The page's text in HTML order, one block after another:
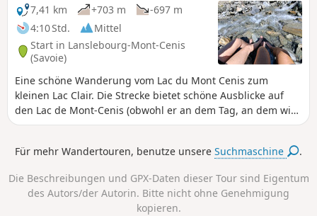
7,41 km
+703 m
-697 m
4:10 Std.
Mittel
Start in Lanslebourg-Mont-Cenis
(Savoie)
Eine schöne Wanderung vom Lac du Mont Cenis zum
kleinen Lac Clair. Die Strecke bietet schöne Ausblicke auf
den Lac de Mont-Cenis (obwohl er an dem Tag, an dem wir
die Wanderung gemacht haben, in Wolken gehüllt war).
Für mehr Wandertouren, benutze unsereSuchmaschine .
Die Beschreibungen und GPX-Daten dieser Tour sind Eigentum
des Autors/der Autorin. Bitte nicht ohne Genehmigung
kopieren.